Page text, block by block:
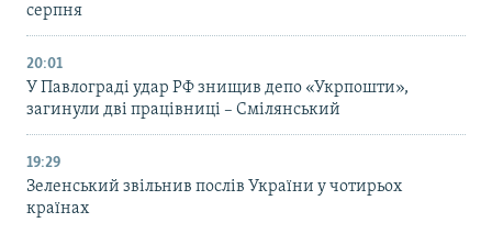
серпня
20:01
У Павлограді удар РФ знищив депо «Укрпошти»,
загинули дві працівниці – Смілянський
19:29
Зеленський звільнив послів України у чотирьох
країнах